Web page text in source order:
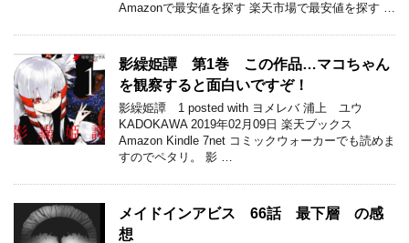
Amazonで最安値を探す 楽天市場で最安値を探す …
影繰姫譚 第1巻 この作品…マコちゃん
を観察すると面白いですぞ！
影繰姫譚 1 posted with ヨメレバ 浦上 ユウ
KADOKAWA 2019年02月09日 楽天ブックス
Amazon Kindle 7net コミックウォーカーでも読めま
すのでペタリ。 影 …
メイドインアビス 66話 最下層 の感
想